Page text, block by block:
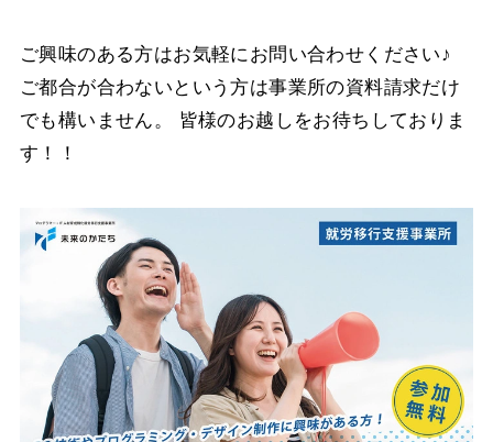
ご興味のある方はお気軽にお問い合わせください♪
ご都合が合わないという方は事業所の資料請求だけ
でも構いません。 皆様のお越しをお待ちしておりま
す！！